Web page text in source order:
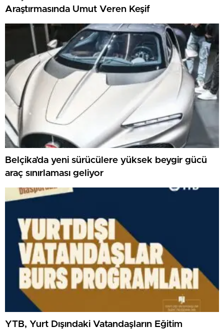
Araştırmasında Umut Veren Keşif
Belçika’da yeni sürücülere yüksek beygir gücü
araç sınırlaması geliyor
YTB, Yurt Dışındaki Vatandaşların Eğitim